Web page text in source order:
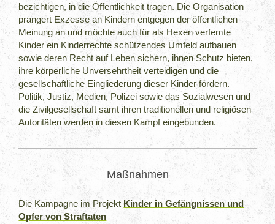
bezichtigen, in die Öffentlichkeit tragen. Die Organisation
prangert Exzesse an Kindern entgegen der öffentlichen
Meinung an und möchte auch für als Hexen verfemte
Kinder ein Kinderrechte schützendes Umfeld aufbauen
sowie deren Recht auf Leben sichern, ihnen Schutz bieten,
ihre körperliche Unversehrtheit verteidigen und die
gesellschaftliche Eingliederung dieser Kinder fördern.
Politik, Justiz, Medien, Polizei sowie das Sozialwesen und
die Zivilgesellschaft samt ihren traditionellen und religiösen
Autoritäten werden in diesen Kampf eingebunden.
Maßnahmen
Die Kampagne im Projekt Kinder in Gefängnissen und
Opfer von Straftaten